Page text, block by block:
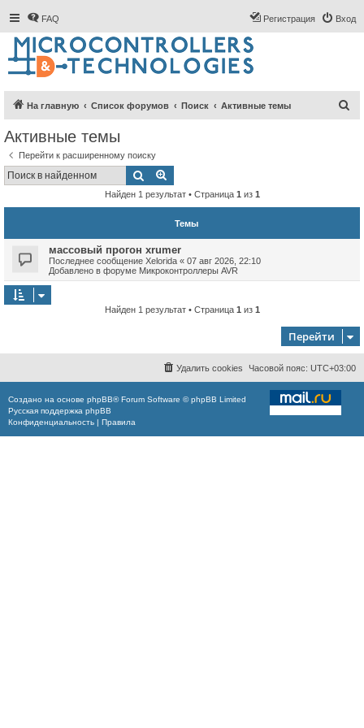
FAQ Вход
Регистрация
На главную Список форумов Поиск Активные темы
Активные темы
Перейти к расширенному поиску
Поиск
Найден 1 результат • Страница 1 из 1
Темы
массовый прогон xrumer
Последнее сообщение Xelorida « 07 авг 2026, 22:10
Добавлено в форуме Микроконтроллеры AVR
Найден 1 результат • Страница 1 из 1
Перейти
Часовой пояс: UTC+03:00
Удалить cookies
Создано на основе phpBB® Forum Software © phpBB Limited
Русская поддержка phpBB
Конфиденциальность | Правила